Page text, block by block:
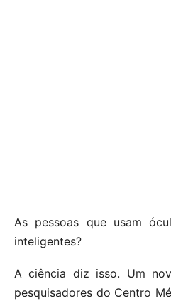
As pessoas que usam
inteligentes?
A ciência diz isso. Um
pesquisadores do Centro